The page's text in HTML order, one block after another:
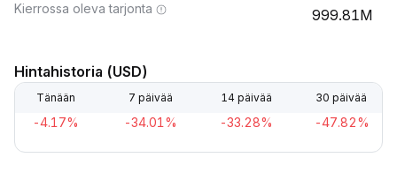
Kierrossa oleva tarjonta 999.81M
Hintahistoria (USD)
Tänään 7 päivää 14 päivää 30 päivää
-4.17% -34.01% -33.28% -47.82%